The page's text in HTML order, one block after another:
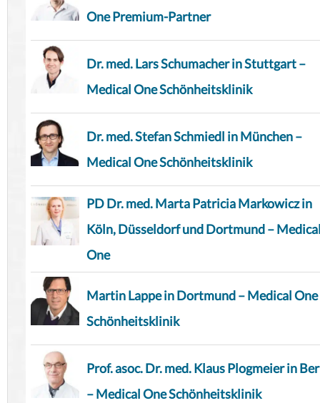
One Premium-Partner
Dr. med. Lars Schumacher in Stuttgart –
Medical One Schönheitsklinik
Dr. med. Stefan Schmiedl in München –
Medical One Schönheitsklinik
PD Dr. med. Marta Patricia Markowicz in
Köln, Düsseldorf und Dortmund –
One
Martin Lappe in Dortmund – Medical One
Schönheitsklinik
Prof. asoc. Dr. med. Klaus Plogmeier in
– Medical One Schönheitsklinik